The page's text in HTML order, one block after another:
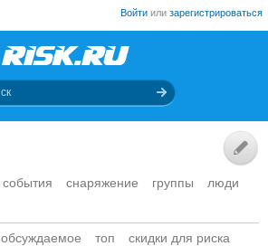
Войти или зарегистрироваться
события снаряжение группы
люди
обсуждаемое топ скидки для риска